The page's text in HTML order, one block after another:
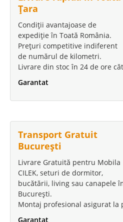
Adauga
Țara
Condiții avantajoase de
expediție în Toată România.
Prețuri competitive indiferent
de numărul de kilometri.
Livrare din stoc în 24 de ore
Garantat
Transport Gratuit
București
Livrare Gratuită pentru Mobila
CILEK, seturi de dormitor,
bucătării, living sau canapele
București.
Montaj profesional asigurat la
Garantat